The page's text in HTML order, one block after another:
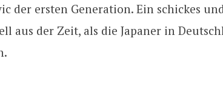
der ersten Generation. Ein schickes
aus der Zeit, als die Japaner in